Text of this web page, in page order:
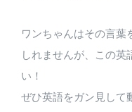
ワンちゃんはその言葉
しれませんが、この
い！
ぜひ英語をガン見して